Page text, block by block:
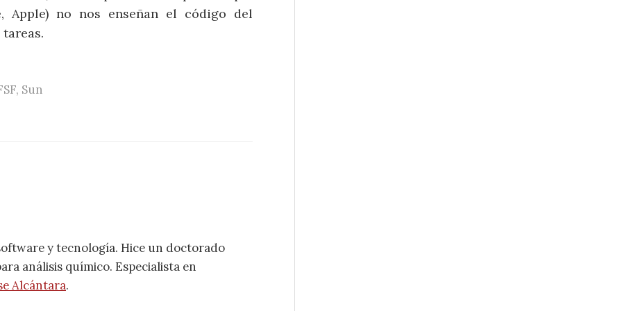
Apple) no nos enseñan el código del
, Sun
y tecnología. Hice un doctorado
análisis químico. Especialista en
Alcántara.